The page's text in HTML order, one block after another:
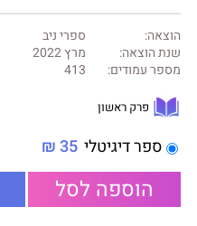
הוצאה:
ספרי ניב
שנת הוצאה:
מרץ 2022
מספר עמודים:
413
פרק ראשון
ספר דיגיטלי 35 ₪
הוספה לסל